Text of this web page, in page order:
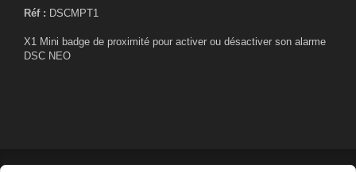
Réf : DSCMPT1
X1 Mini badge de proximité pour activer ou désactiver son alarme
DSC NEO